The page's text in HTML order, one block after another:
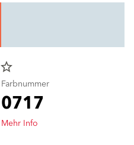
star_border
Farbnummer
0717
Mehr Info